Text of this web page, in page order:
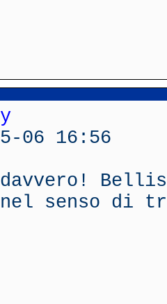
06 16:56
davvero!
senso di